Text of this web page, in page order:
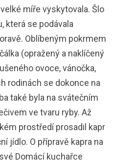
míře vyskytovala. Šlo
která se podávala
Oblíbeným pokrmem
(opražený a naklíčený
ovoce, vánočka,
rodinách se dokonce na
také byla na svátečním
ve tvaru ryby. Až
prostředí prosadil kapr
jídlo. O přípravě kapra na
Domácí kuchařce